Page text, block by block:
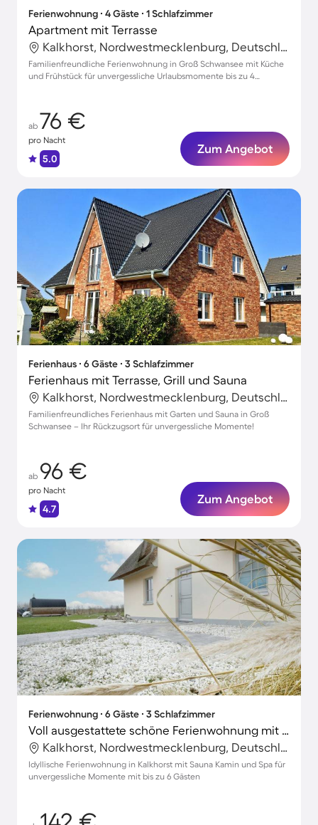
Ferienwohnung ∙ 4 Gäste ∙ 1 Schlafzimmer
Apartment mit Terrasse
Kalkhorst, Nordwestmecklenburg, Deutschland
Familienfreundliche Ferienwohnung in Groß Schwansee mit Küche
und Frühstück für unvergessliche Urlaubsmomente bis zu 4
ab 76 €
pro Nacht
5.0
Zum Angebot
Ferienhaus ∙ 6 Gäste ∙ 3 Schlafzimmer
Ferienhaus mit Terrasse, Grill und Sauna
Kalkhorst, Nordwestmecklenburg, Deutschland
Familienfreundliches Ferienhaus mit Garten und Sauna in Groß
Schwansee – Ihr Rückzugsort für unvergessliche Momente!
ab 96 €
pro Nacht
4.7
Zum Angebot
Ferienwohnung ∙ 6 Gäste ∙ 3 Schlafzimmer
Voll ausgestattete schöne Ferienwohnung mit Sauna und Terrasse
Kalkhorst, Nordwestmecklenburg, Deutschland
Idyllische Ferienwohnung in Kalkhorst mit Sauna Kamin und Spa für
unvergessliche Momente mit bis zu 6 Gästen